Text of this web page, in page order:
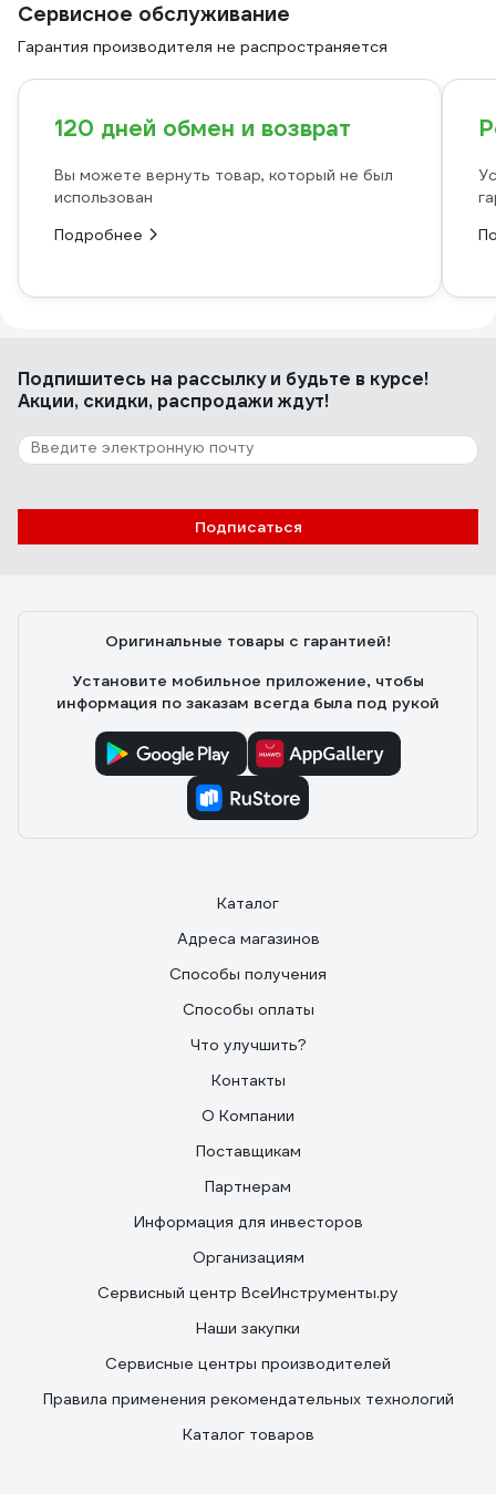
Сервисное обслуживание
Гарантия производителя не распространяется
120 дней обмен и возврат
Вы можете вернуть товар, который не был
использован
Подробнее
Подпишитесь на рассылкуи будьте в курсе!
Акции, скидки, распродажи ждут!
Подписаться
Оригинальные товары с гарантией!
Установите мобильное приложение, чтобы
информация по заказам всегда была под рукой
Каталог
Адреса магазинов
Способы получения
Способы оплаты
Что улучшить?
Контакты
О Компании
Поставщикам
Партнерам
Информация для инвесторов
Организациям
Сервисный центр ВсеИнструменты.ру
Наши закупки
Сервисные центры производителей
Правила применения рекомендательных технологий
Каталог товаров